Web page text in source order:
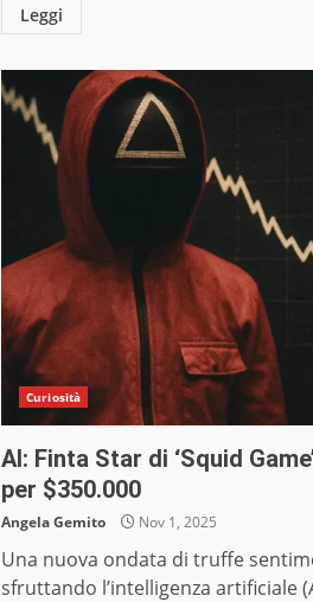
Leggi
Curiosità
AI: Finta Star di ‘Squid
per $350.000
Angela Gemito Nov 1, 2025
Una nuova ondata di truffe
sfruttando l’intelligenza artificiale